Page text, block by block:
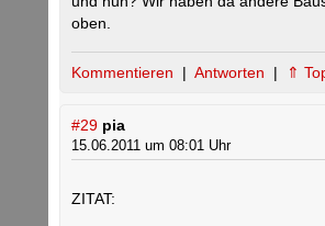
oben.
Kommentieren | Antworten | ⇑
#29 pia
15.06.2011 um 08:01 Uhr
ZITAT: